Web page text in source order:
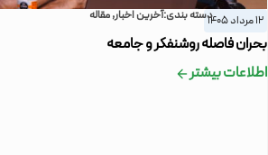
12 مرداد 1405 دسته بندی:آخرین اخبار,مقاله
بحران فاصله روشنفکر و جامعه
اطلاعات بیشتر